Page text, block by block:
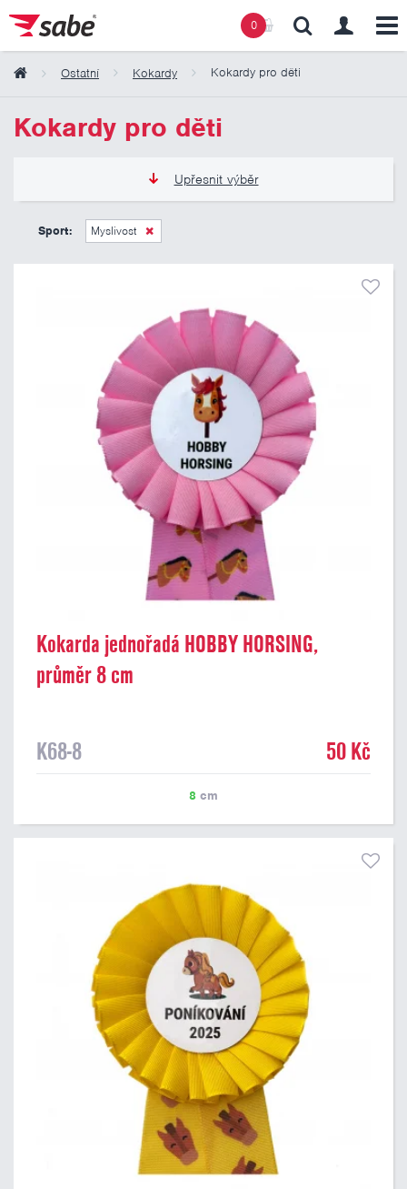
0
Ostatní Kokardy Kokardy pro děti
Kokardy pro děti
Upřesnit výběr
50 Kč
Sport: Myslivost
Kokarda jednořadá HOBBY HORSING,
průměr 8 cm
K68-8 50 Kč
8 cm
Obsah košíku